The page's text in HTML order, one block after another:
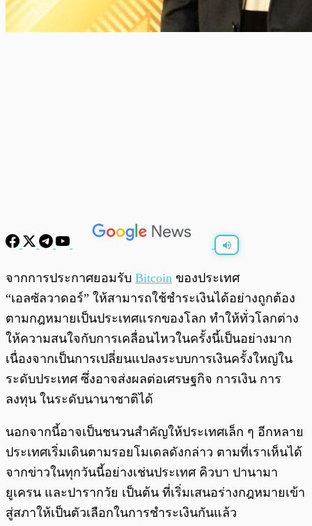
พร้อมเล่น
จากการประกาศยอมรับ Bitcoin ของประเทศ
“เอลซัลวาดอร์” ให้สามารถใช้ชำระเงินได้อย่างถูกต้อง
ตามกฎหมายเป็นประเทศแรกของโลก ทำให้ทั่วโลกต่าง
ให้ความสนใจกับการเคลื่อนไหวในครั้งนี้เป็นอย่างมาก
เนื่องจากเป็นการเปลี่ยนแปลงระบบการเงินครั้งใหญ่ใน
ระดับประเทศ ซึ่งอาจส่งผลต่อเศรษฐกิจ การเงิน การ
ลงทุน ในระดับนานาชาติได้
นอกจากนี้อาจเป็นชนวนสำคัญให้ประเทศเล็ก ๆ อีกหลาย
ประเทศเริ่มเดินตามรอยโมเดลดังกล่าว ตามที่เราเห็นได้
จากข่าวในทุกวันนี้อย่างเช่นประเทศ คิวบา ปานามา
ยูเครน และปารากวัย เป็นต้น ที่เริ่มเสนอร่างกฎหมายเข้า
สู่สภาให้เป็นตัวเลือกในการชำระเงินกันแล้ว